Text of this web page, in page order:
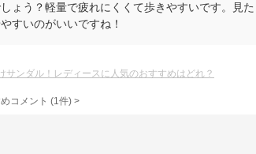
ょう？軽量で疲れにくくて歩きやすいです。見た
すいのがいいですね！
サンダル！レディースに人気のおすすめはどれ？
コメント (1件) >